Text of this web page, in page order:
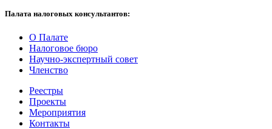
Палата налоговых консультантов:
О Палате
Налоговое бюро
Научно-экспертный совет
Членство
Реестры
Проекты
Мероприятия
Контакты